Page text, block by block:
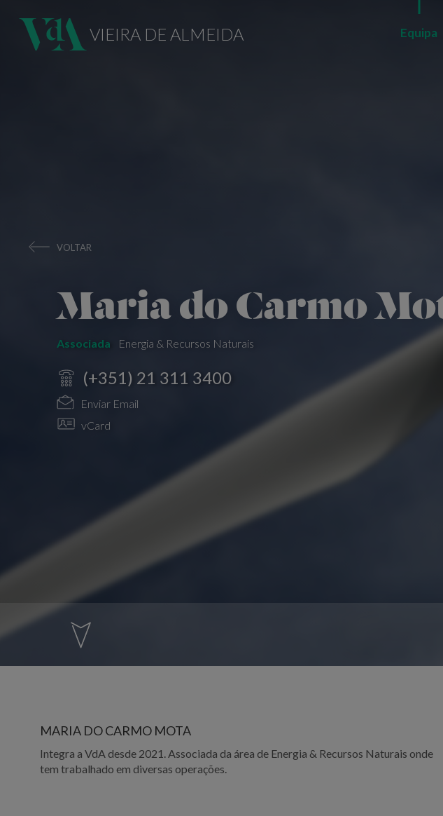
VIEIRA DE ALMEIDA Equipa
VOLTAR
Maria do Carmo
Associada Energia & Recursos Naturais
(+351) 21 311 3400
Enviar Email
vCard
MARIA DO CARMO MOTA
Integra a VdA desde 2021. Associada da área de Energia & Recursos Naturais onde
tem trabalhado em diversas operações.